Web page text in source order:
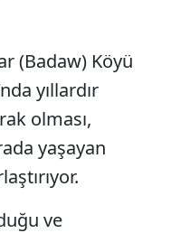
(Badaw) Köyü
yıllardır
olması,
yaşayan
ve